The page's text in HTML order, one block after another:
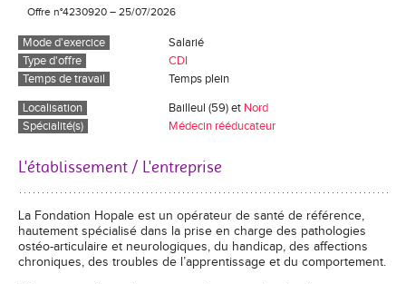
Offre n°4230920 – 25/07/2026
Mode d'exercice
Salarié
Type d'offre
CDI
Temps de travail
Temps plein
Localisation
Bailleul (59) et Nord
Spécialité(s)
Médecin rééducateur
L'établissement / L'entreprise
La Fondation Hopale est un opérateur de santé de référence,
hautement spécialisé dans la prise en charge des pathologies
ostéo-articulaire et neurologiques, du handicap, des affections
chroniques, des troubles de l’apprentissage et du comportement.